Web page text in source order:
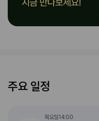
주요 일정
목요일14:00